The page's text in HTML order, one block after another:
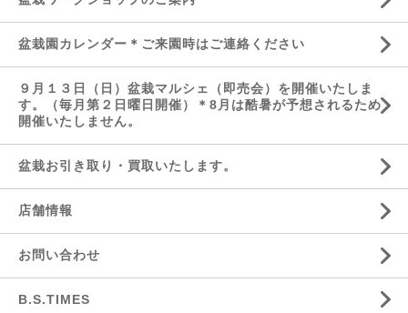
盆栽園カレンダー＊ご来園時はご連絡ください
９月１３日（日）盆栽マルシェ（即売会）を開催いたしま
す。（毎月第２日曜日開催）＊8月は酷暑が予想されるため
開催いたしません。
盆栽お引き取り・買取いたします。
店舗情報
お問い合わせ
B.S.TIMES